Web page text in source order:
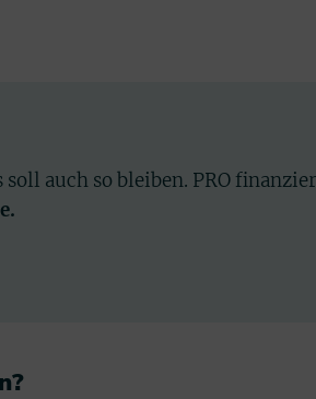
auch so bleiben. PRO